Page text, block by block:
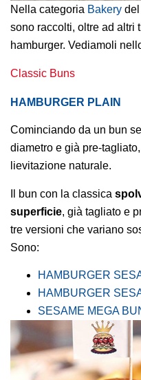
Nella categoria Bakery
sono raccolti, oltre ad altri
hamburger. Vediamoli
Classic Buns
HAMBURGER PLAIN
Cominciando da un bun
diametro e già pre-
lievitazione naturale.
Il bun con la classica
superficie, già tagliato e
tre versioni che variano
Sono:
HAMBURGER
HAMBURGER
SESAME MEGA